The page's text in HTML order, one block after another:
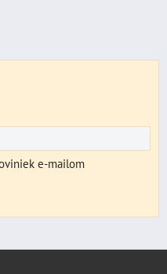
e-mailom